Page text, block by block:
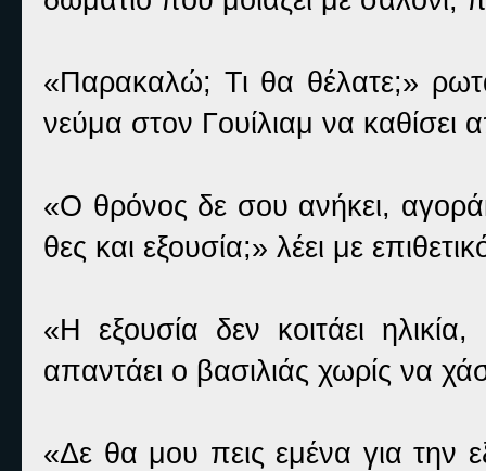
«Παρακαλώ; Τι θα θέλατε;»
νεύμα στον Γουίλιαμ να καθίσει
«Ο θρόνος δε σου ανήκει,
θες και εξουσία;» λέει με
«Η εξουσία δεν κοιτάει
απαντάει ο βασιλιάς χωρίς να
«Δε θα μου πεις εμένα για την